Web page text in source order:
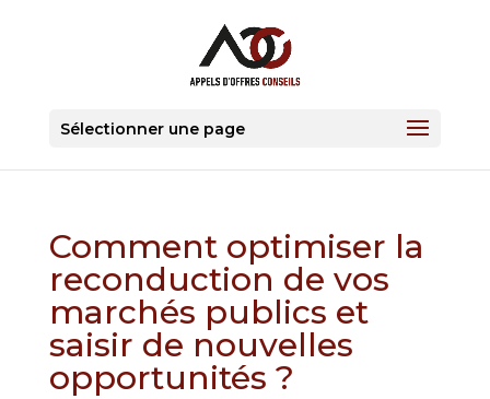
Sélectionner une page
Comment optimiser la
reconduction de vos
marchés publics et
saisir de nouvelles
opportunités ?